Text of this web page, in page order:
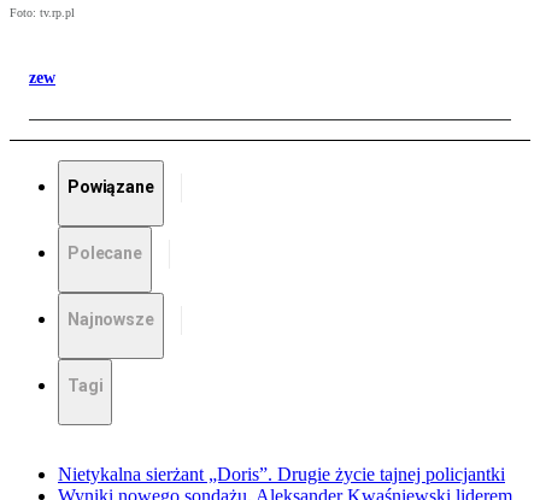
Foto: tv.rp.pl
zew
Powiązane
Polecane
Najnowsze
Tagi
Nietykalna sierżant „Doris”. Drugie życie tajnej policjantki
Wyniki nowego sondażu. Aleksander Kwaśniewski liderem